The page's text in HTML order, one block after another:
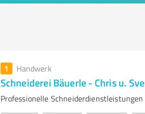
1 Handwerk
Schneiderei Bäuerle - Chris u.
Professionelle